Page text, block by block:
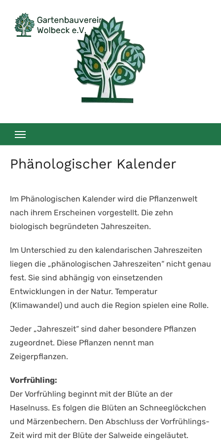
Inhalt
springen
Phänologischer Kalender
Im Phänologischen Kalender wird die Pflanzenwelt
nach ihrem Erscheinen vorgestellt. Die zehn
biologisch begründeten Jahreszeiten.
Im Unterschied zu den kalendarischen Jahreszeiten
liegen die „phänologischen Jahreszeiten“ nicht genau
fest. Sie sind abhängig von einsetzenden
Entwicklungen in der Natur. Temperatur
(Klimawandel) und auch die Region spielen eine Rolle.
Jeder „Jahreszeit“ sind daher besondere Pflanzen
zugeordnet. Diese Pflanzen nennt man
Zeigerpflanzen.
Vorfrühling:
Der Vorfrühling beginnt mit der Blüte an der
Haselnuss. Es folgen die Blüten an Schneeglöckchen
und Märzenbechern. Den Abschluss der Vorfrühlings-
Zeit wird mit der Blüte der Salweide eingeläutet.